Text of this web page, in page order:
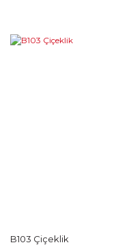
B103 Çiçeklik